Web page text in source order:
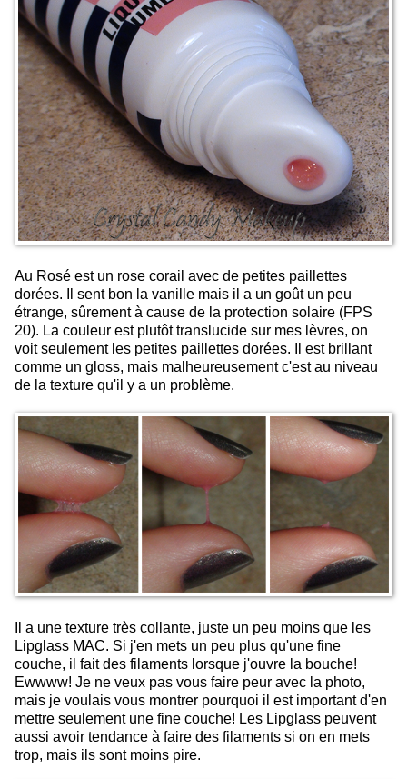
Au Rosé est un rose corail avec de petites paillettes
dorées. Il sent bon la vanille mais il a un goût un peu
étrange, sûrement à cause de la protection solaire (FPS
20). La couleur est plutôt translucide sur mes lèvres, on
voit seulement les petites paillettes dorées. Il est brillant
comme un gloss, mais malheureusement c'est au niveau
de la texture qu'il y a un problème.
Il a une texture très collante, juste un peu moins que les
Lipglass MAC. Si j'en mets un peu plus qu'une fine
couche, il fait des filaments lorsque j'ouvre la bouche!
Ewwww! Je ne veux pas vous faire peur avec la photo,
mais je voulais vous montrer pourquoi il est important d'en
mettre seulement une fine couche! Les Lipglass peuvent
aussi avoir tendance à faire des filaments si on en mets
trop, mais ils sont moins pire.